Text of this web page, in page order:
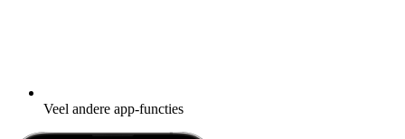
Veel andere app-functies